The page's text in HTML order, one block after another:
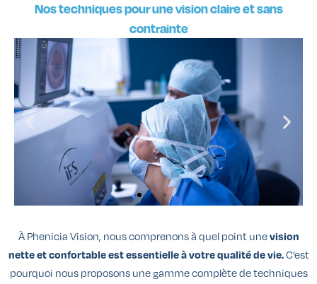
Nos techniques pour une vision claire et sans
contrainte
À Phenicia Vision, nous comprenons à quel point unevision
nette et confortable est essentielle à votre qualité de vie.C’est
pourquoi nous proposons une gamme complète de techniques